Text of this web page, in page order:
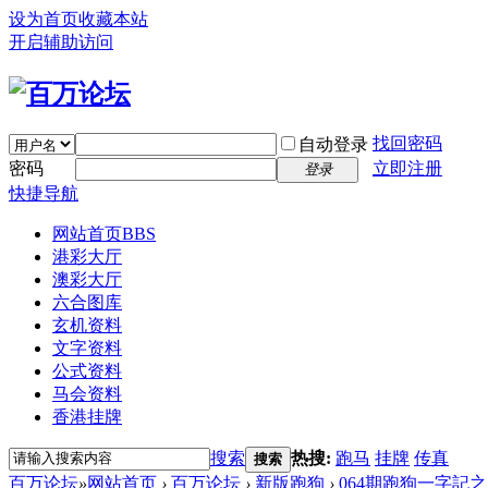
设为首页收藏本站
开启辅助访问
自动登录 找回密码
密码
登录
立即注册
快捷导航
网站首页BBS
港彩大厅
澳彩大厅
六合图库
玄机资料
文字资料
公式资料
马会资料
香港挂牌
搜索 搜索 热搜: 跑马 挂牌 传真
百万论坛»网站首页 › 百万论坛 › 新版跑狗 › 064期跑狗一字記